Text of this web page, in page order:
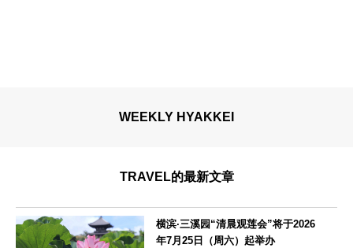
WEEKLY HYAKKEI
TRAVEL的最新文章
横滨·三溪园“清晨观莲会”将于2026
年7月25日（周六）起举办